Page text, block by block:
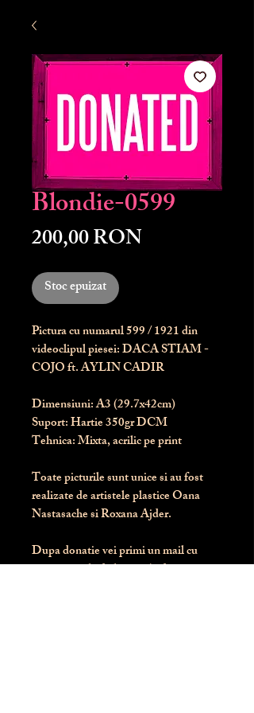
Blondie-0599
200,00 RONPreț
Stoc epuizat
Pictura cu numarul599/ 1921 din
videoclipul piesei: DACA STIAM -
COJO ft. AYLIN CADIR
Dimensiuni: A3 (29.7x42cm)
Suport: Hartie 350gr DCM
Tehnica: Mixta, acrilic pe print
Toate picturile sunt unice si au fost
realizate de artistele plastice Oana
Nastasache si Roxana Ajder.
Dupa donatie vei primi un mail cu
instructiunile de livrare / ridicare.